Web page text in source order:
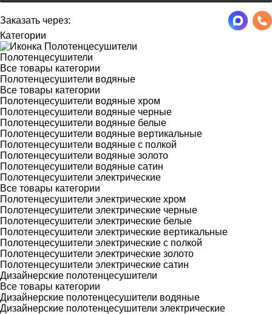
Заказать через:
Категории
Полотенцесушители
Все товары категории
Полотенцесушители водяные
Все товары категории
Полотенцесушители водяные хром
Полотенцесушители водяные черные
Полотенцесушители водяные белые
Полотенцесушители водяные вертикальные
Полотенцесушители водяные с полкой
Полотенцесушители водяные золото
Полотенцесушители водяные сатин
Полотенцесушители электрические
Все товары категории
Полотенцесушители электрические хром
Полотенцесушители электрические черные
Полотенцесушители электрические белые
Полотенцесушители электрические вертикальные
Полотенцесушители электрические с полкой
Полотенцесушители электрические золото
Полотенцесушители электрические сатин
Дизайнерские полотенцесушители
Все товары категории
Дизайнерские полотенцесушители водяные
Дизайнерские полотенцесушители электрические